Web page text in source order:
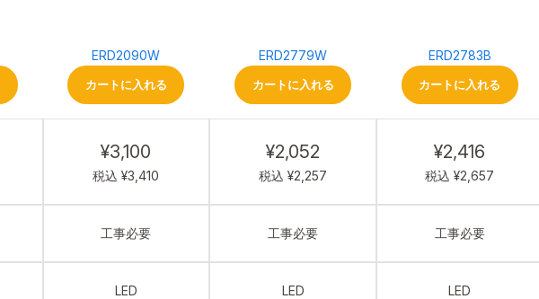
ERD2090W
カートに入れる
¥3,100
税込 ¥3,410
工事必要
LED
ERD2779W
カートに入れる
¥2,052
税込 ¥2,257
工事必要
LED
ERD2783B
カートに入れる
¥2,416
税込 ¥2,657
工事必要
LED